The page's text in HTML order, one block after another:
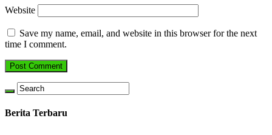
Website
Save my name, email, and website in this browser for the next
time I comment.
Berita Terbaru